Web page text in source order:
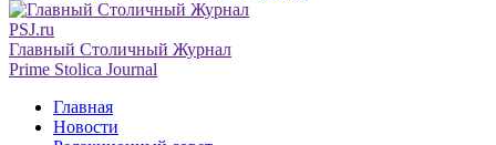
PSJ.ru
Главный Столичный Журнал
Prime Stolica Journal
Главная
Новости